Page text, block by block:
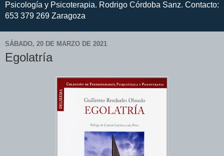
Psicología y Psicoterapia. Rodrigo Córdoba Sanz. Contacto:
653 379 269 Zaragoza
SÁBADO, 20 DE MARZO DE 2021
Egolatría